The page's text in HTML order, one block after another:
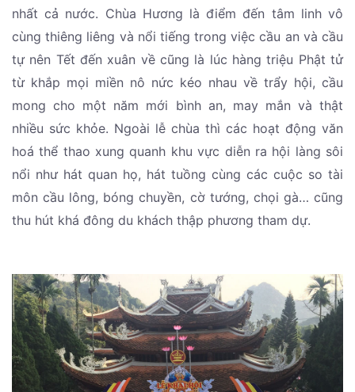
nhất cả nước. Chùa Hương là điểm đến tâm linh vô
cùng thiêng liêng và nổi tiếng trong việc cầu an và cầu
tự nên Tết đến xuân về cũng là lúc hàng triệu Phật tử
từ khắp mọi miền nô nức kéo nhau về trẩy hội, cầu
mong cho một năm mới bình an, may mắn và thật
nhiều sức khỏe. Ngoài lễ chùa thì các hoạt động văn
hoá thể thao xung quanh khu vực diễn ra hội làng sôi
nổi như hát quan họ, hát tuồng cùng các cuộc so tài
môn cầu lông, bóng chuyền, cờ tướng, chọi gà… cũng
thu hút khá đông du khách thập phương tham dự.